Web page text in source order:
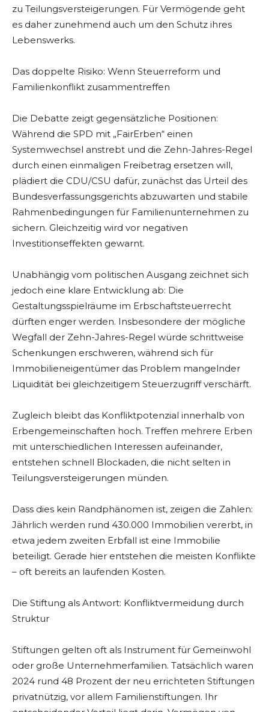
zu Teilungsversteigerungen. Für Vermögende geht
es daher zunehmend auch um den Schutz ihres
Lebenswerks.
Das doppelte Risiko: Wenn Steuerreform und
Familienkonflikt zusammentreffen
Die Debatte zeigt gegensätzliche Positionen:
Während die SPD mit „FairErben“ einen
Systemwechsel anstrebt und die Zehn-Jahres-Regel
durch einen einmaligen Freibetrag ersetzen will,
plädiert die CDU/CSU dafür, zunächst das Urteil des
Bundesverfassungsgerichts abzuwarten und stabile
Rahmenbedingungen für Familienunternehmen zu
sichern. Gleichzeitig wird vor negativen
Investitionseffekten gewarnt.
Unabhängig vom politischen Ausgang zeichnet sich
jedoch eine klare Entwicklung ab: Die
Gestaltungsspielräume im Erbschaftsteuerrecht
dürften enger werden. Insbesondere der mögliche
Wegfall der Zehn-Jahres-Regel würde schrittweise
Schenkungen erschweren, während sich für
Immobilieneigentümer das Problem mangelnder
Liquidität bei gleichzeitigem Steuerzugriff verschärft.
Zugleich bleibt das Konfliktpotenzial innerhalb von
Erbengemeinschaften hoch. Treffen mehrere Erben
mit unterschiedlichen Interessen aufeinander,
entstehen schnell Blockaden, die nicht selten in
Teilungsversteigerungen münden.
Dass dies kein Randphänomen ist, zeigen die Zahlen:
Jährlich werden rund 430.000 Immobilien vererbt, in
etwa jedem zweiten Erbfall ist eine Immobilie
beteiligt. Gerade hier entstehen die meisten Konflikte
– oft bereits an laufenden Kosten.
Die Stiftung als Antwort: Konfliktvermeidung durch
Struktur
Stiftungen gelten oft als Instrument für Gemeinwohl
oder große Unternehmerfamilien. Tatsächlich waren
2024 rund 48 Prozent der neu errichteten Stiftungen
privatnützig, vor allem Familienstiftungen. Ihr